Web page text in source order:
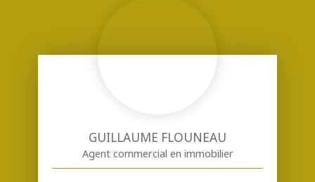
GUILLAUME FLOUNEAU
Agent commercial en immobilier